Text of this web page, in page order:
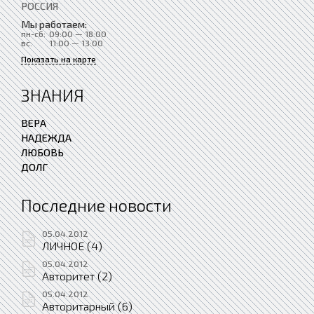
РОССИЯ
Мы работаем:
пн-сб: 09:00 — 18:00
вс:
11:00 — 13:00
Показать на карте
ЗНАНИЯ
ВЕРА
НАДЕЖДА
ЛЮБОВЬ
ДОЛГ
Последние новости
05.04.2012
ЛИЧНОЕ (4)
05.04.2012
Авторитет (2)
05.04.2012
Авторитарный (6)